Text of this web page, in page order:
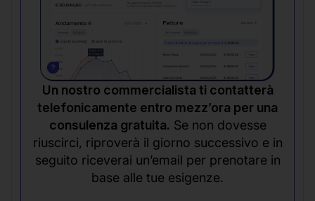
Un nostro commercialista ti contatterà
telefonicamente entro mezz’ora per una
consulenza gratuita. Se non dovesse
riuscirci, riproverà il giorno successivo e in
seguito riceverai un’email per prenotare in
base alle tue esigenze.